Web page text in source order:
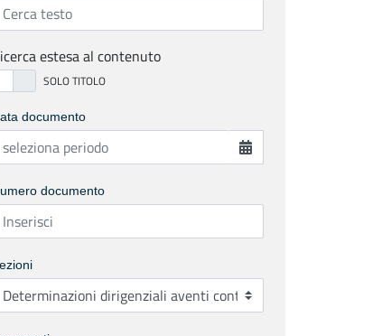
estesa al contenuto
documento
documento